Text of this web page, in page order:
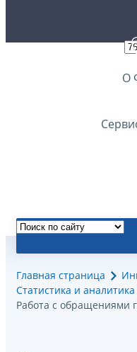
О
Главная страница
Статистика и аналитика
Работа с обращениями